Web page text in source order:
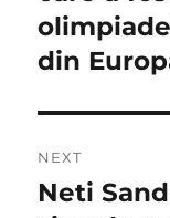
din
NEXT
Next
Neti